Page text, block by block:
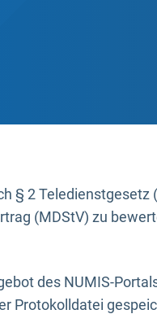
§ 2 Teledienstgesetz
(MDStV) zu
des NUMIS-
Protokolldatei